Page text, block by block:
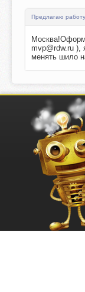
Предлагаю работу
mvp@rdw.ru ),
менять шило